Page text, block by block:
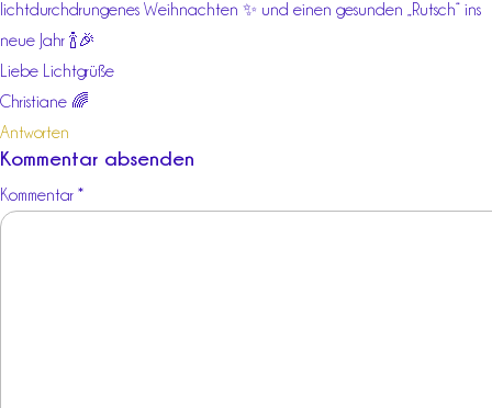
lichtdurchdrungenes Weihnachten ✨ und einen gesunden „Rutsch“ ins
neue Jahr 🍾🎉
Liebe Lichtgrüße
Christiane 🌈
Antworten
Kommentar absenden
Kommentar *